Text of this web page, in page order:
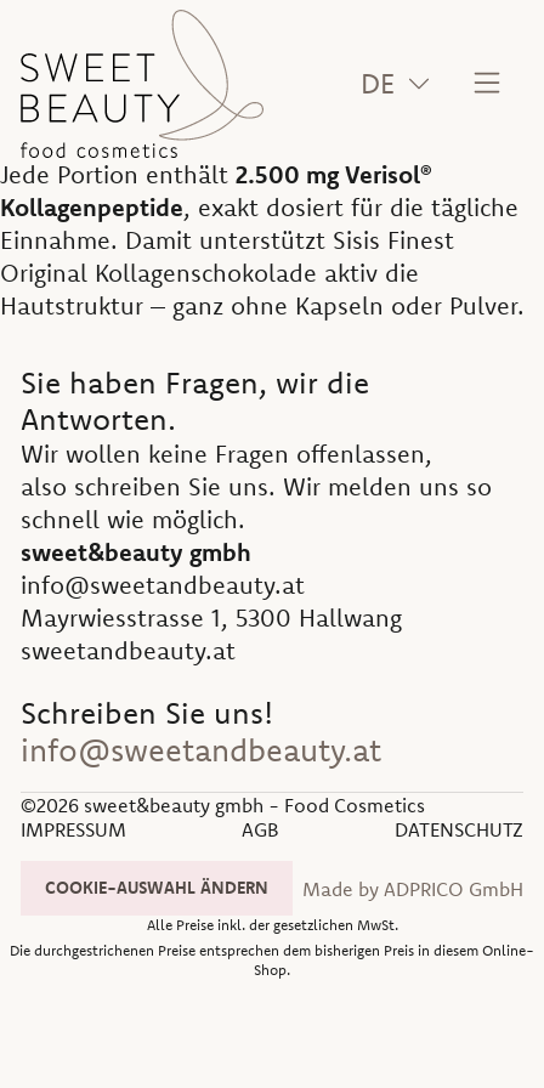
DE
Jede Portion enthält 2.500 mg Verisol®
Kollagenpeptide, exakt dosiert für die tägliche
Einnahme. Damit unterstützt Sisis Finest
Original Kollagenschokolade aktiv die
Hautstruktur – ganz ohne Kapseln oder Pulver.
Sie haben Fragen, wir die
Antworten.
Wir wollen keine Fragen offenlassen,
also schreiben Sie uns. Wir melden uns so
schnell wie möglich.
sweet&beauty gmbh
info@sweetandbeauty.at
Mayrwiesstrasse 1, 5300 Hallwang
sweetandbeauty.at
Schreiben Sie uns!
info@sweetandbeauty.at
©2026 sweet&beauty gmbh - Food Cosmetics
IMPRESSUM
AGB DATENSCHUTZ
COOKIE-AUSWAHL ÄNDERN Made by ADPRICO GmbH
Alle Preise inkl. der gesetzlichen MwSt.
Die durchgestrichenen Preise entsprechen dem bisherigen Preis in diesem Online-
Shop.